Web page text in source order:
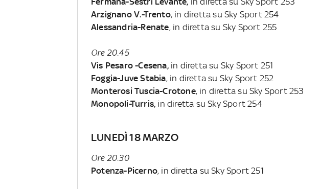
Arzignano V.-Trento, in diretta su Sky Sport 254
Alessandria-Renate, in diretta su Sky Sport 255
Ore 20.45
Vis Pesaro -Cesena,in diretta su Sky Sport 251
Foggia-Juve Stabia, in diretta su Sky Sport 252
Monterosi Tuscia-Crotone, in diretta su Sky Sport 253
Monopoli-Turris, in diretta su Sky Sport 254
LUNEDÌ 18 MARZO
Ore 20.30
Potenza-Picerno, in diretta su Sky Sport 251